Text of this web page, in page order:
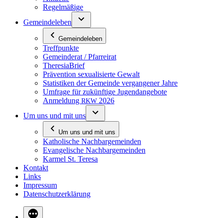
Re­gel­mä­ßi­ge
Ge­mein­de­le­ben
Ge­mein­de­le­ben
Treff­punk­te
Ge­mein­de­rat / Pfarreirat
The­re­sia­B­rief
Prä­ven­ti­on se­xua­li­sier­te Gewalt
Sta­tis­ti­ken der Ge­mein­de ver­gan­ge­ner Jahre
Um­fra­ge für zu­künf­ti­ge Jugendangebote
An­mel­dung RKW 2026
Um uns und mit uns
Um uns und mit uns
Ka­tho­li­sche Nachbargemeinden
Evan­ge­li­sche Nachbargemeinden
Kar­mel St. Teresa
Kon­takt
Links
Im­pres­sum
Da­ten­schutz­er­klä­rung